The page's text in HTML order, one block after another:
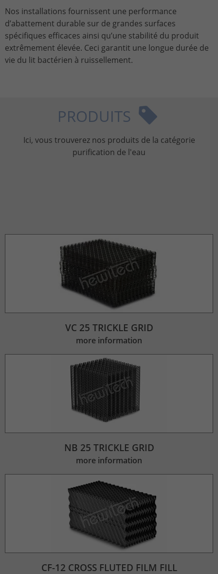
Nos installations fournissent une performance
d’abattement durable sur de grandes surfaces
spécifiques efficaces ainsi qu’une stabilité du produit
extrêmement élevée. Ceci garantit une longue durée de
vie du lit bactérien à ruissellement.
PRODUITS
Ici, vous trouverez nos produits de la catégorie
purification de l'eau
VC 25 TRICKLE GRID
more information
NB 25 TRICKLE GRID
more information
CF-12 CROSS FLUTED FILM FILL
Purpose
Google Analytics in which the pattern
element in the name contains the
unique identity number of the account
or website to which it relates. It appears
to be a variation of the _gat cookie that
_ga_ZWLBZFMXDF
2 Jahre